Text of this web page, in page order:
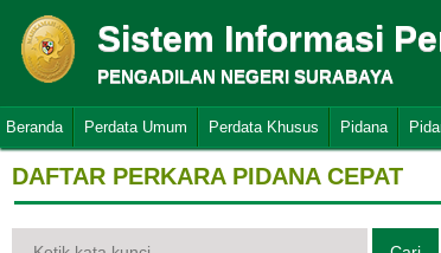
Sistem Informasi
PENGADILAN NEGERI SURABAYA
Beranda Perdata Umum Perdata Khusus Pidana
DAFTAR PERKARA PIDANA CEPAT